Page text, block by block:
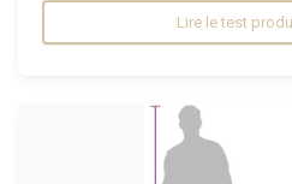
Lire le test